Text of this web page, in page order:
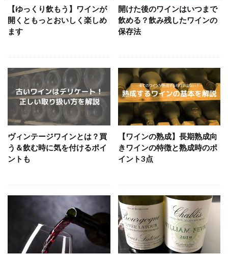
【ゆっくり飲もう】ワインが
開くともっとおいしく楽しめ
ます
開けた後のワインはいつまで
飲める？飲み残したワインの
保存法
ヴィンテージワインとは？買
う＆飲む時に気を付けるポイ
ントも
【ワインの熟成】長期熟成向
きワインの特徴と熟成時のポ
イント3点